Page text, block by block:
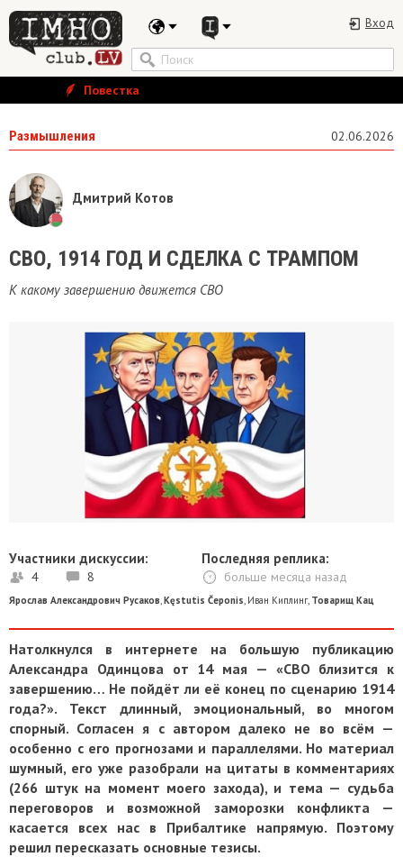
Вход
Повестка
Размышления 02.06.2026
Дмитрий Котов
​СВО, 1914 ГОД И СДЕЛКА С ТРАМПОМ
К какому завершению движется СВО
Участники дискуссии:
4 8
Последняя реплика:
больше месяца назад
Ярослав Александрович Русаков Kęstutis Čeponis Иван Киплинг, Товарищ Кац
Натолкнулся в интернете на большую публикацию
Александра Одинцова от 14 мая — «СВО близится к
завершению… Не пойдёт ли её конец по сценарию 1914
года?». Текст длинный, эмоциональный, во многом
спорный. Согласен я с автором далеко не во всём —
особенно с его прогнозами и параллелями. Но материал
шумный, его уже разобрали на цитаты в комментариях
(266 штук на момент моего захода), и тема — судьба
переговоров и возможной заморозки конфликта —
касается всех нас в Прибалтике напрямую. Поэтому
решил пересказать основные тезисы.